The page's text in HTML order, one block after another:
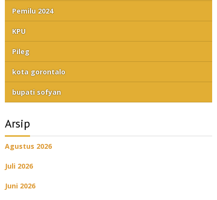
Pemilu 2024
KPU
Pileg
kota gorontalo
bupati sofyan
Arsip
Agustus 2026
Juli 2026
Juni 2026